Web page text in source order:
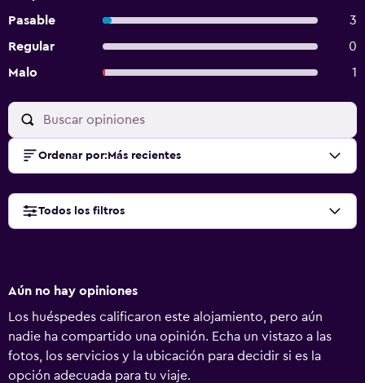
Pasable
3
Regular
0
Malo
1
Ordenar por: Más recientes
Todos los filtros
Aún no hay opiniones
Los huéspedes calificaron este alojamiento, pero aún
nadie ha compartido una opinión. Echa un vistazo a las
fotos, los servicios y la ubicación para decidir si es la
opción adecuada para tu viaje.